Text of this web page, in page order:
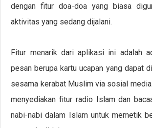
dengan fitur doa-doa yang biasa
aktivitas yang sedang dijalani.
Fitur menarik dari aplikasi ini adalah
pesan berupa kartu ucapan yang dapat
sesama kerabat Muslim via sosial
menyediakan fitur radio Islam dan
nabi-nabi dalam Islam untuk memetik